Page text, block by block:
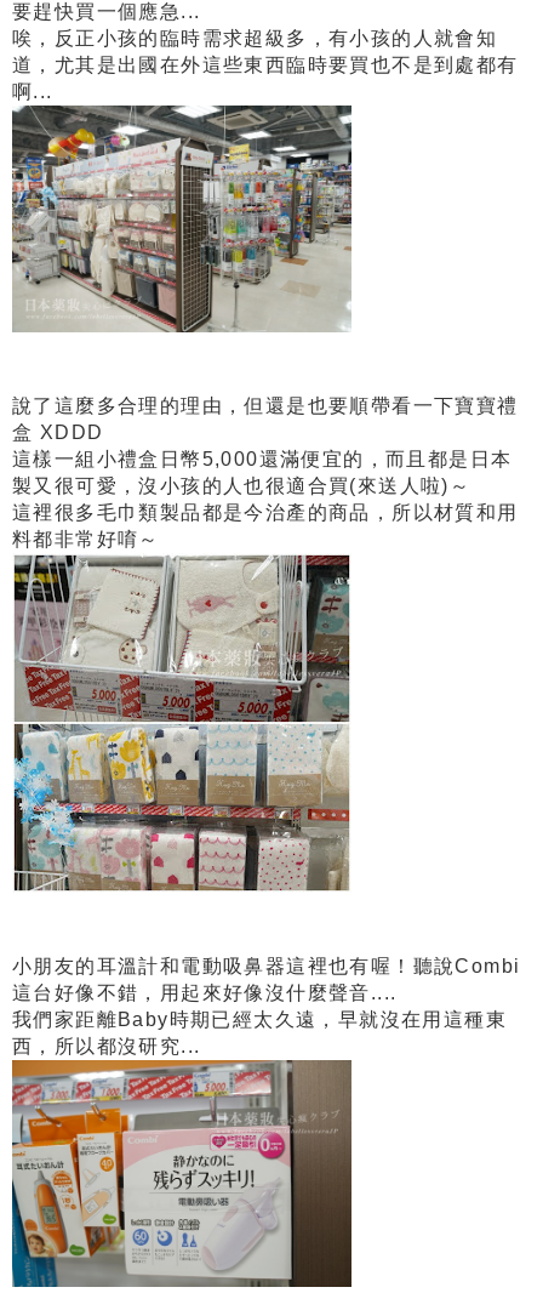
要趕快買一個應急...
唉，反正小孩的臨時需求超級多，有小孩的人就會知
道，尤其是出國在外這些東西臨時要買也不是到處都有
啊...
說了這麼多合理的理由，但還是也要順帶看一下寶寶禮
盒 XDDD
這樣一組小禮盒日幣5,000還滿便宜的，而且都是日本
製又很可愛，沒小孩的人也很適合買(來送人啦)～
這裡很多毛巾類製品都是今治產的商品，所以材質和用
料都非常好唷～
小朋友的耳溫計和電動吸鼻器這裡也有喔！聽說Combi
這台好像不錯，用起來好像沒什麼聲音....
我們家距離Baby時期已經太久遠，早就沒在用這種東
西，所以都沒研究...